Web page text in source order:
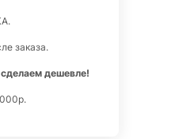
заказа.
сделаем дешевле!